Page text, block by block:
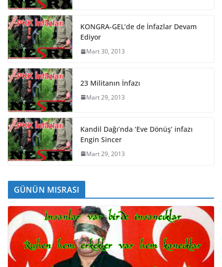
KONGRA-GEL’de de İnfazlar Devam
Ediyor
Mart 30, 2013
23 Militanın İnfazı
Mart 29, 2013
Kandil Dağı’nda ‘Eve Dönüş’ infazı
Engin Sincer
Mart 29, 2013
GÜNÜN MISRASI